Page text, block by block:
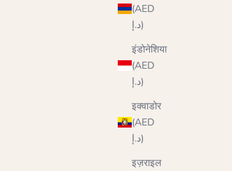
(AED
د.إ)
इंडोनेशिया
(AED
د.إ)
इक्वाडोर
(AED
د.إ)
इज़राइल